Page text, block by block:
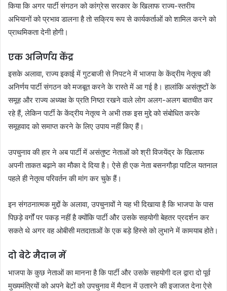
किया कि अगर पार्टी संगठन को कांग्रेस सरकार के खिलाफ राज्य-स्तरीय
अभियानों को प्रभाव डालना है तो सक्रिय रूप से कार्यकर्ताओं को शामिल करने को
प्राथमिकता देनी होगी।
एक अनिर्णय केंद्र
इसके अलावा, राज्य इकाई में गुटबाजी से निपटने में भाजपा के केंद्रीय नेतृत्व की
अनिर्णय पार्टी संगठन को मजबूत करने के रास्ते में आ गई है। हालांकि असंतुष्टों के
समूह और राज्य अध्यक्ष के प्रति निष्ठा रखने वाले लोग अलग-अलग बातचीत कर
रहे हैं, लेकिन पार्टी के केंद्रीय नेतृत्व ने अभी तक इस मुद्दे को संबोधित करके
समूहवाद को समाप्त करने के लिए उपाय नहीं किए हैं।
उपचुनाव की हार ने अब पार्टी में असंतुष्ट नेताओं को श्री विजयेंद्र के खिलाफ
अपनी ताकत बढ़ाने का मौका दे दिया है। ऐसे ही एक नेता बसनगौड़ा पाटिल यतनाल
पहले ही नेतृत्व परिवर्तन की मांग कर चुके हैं।
इन संगठनात्मक मुद्दों के अलावा, उपचुनावों ने यह भी दिखाया है कि भाजपा के पास
पिछड़े वर्गों पर पकड़ नहीं है क्योंकि पार्टी और उसके सहयोगी बेहतर प्रदर्शन कर
सकते थे अगर वह ओबीसी मतदाताओं के एक बड़े हिस्से को लुभाने में कामयाब होते।
दो बेटे मैदान में
भाजपा के कुछ नेताओं का मानना ​​है कि पार्टी और उसके सहयोगी दल द्वारा दो पूर्व
मुख्यमंत्रियों को अपने बेटों को उपचुनाव में मैदान में उतारने की इजाजत देना ऐसे